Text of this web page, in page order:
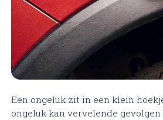
High Tech Schadeherstel
Lakschade herstellen
Spotrepair
Steenslag herstellen
Bel ons op: 0900 -
Een ongeluk zit in een klein
ongeluk kan vervelende gevolgen